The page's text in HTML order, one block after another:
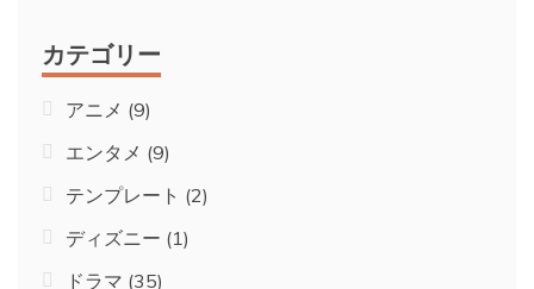
カテゴリー
アニメ (9)
エンタメ (9)
テンプレート (2)
ディズニー (1)
ドラマ (35)